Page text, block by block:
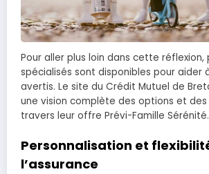
Pour aller plus loin dans cette réflexion,
spécialisés sont disponibles pour aider
avertis. Le site du Crédit Mutuel de
une vision complète des options et
travers leur offre Prévi-Famille Sérénité.
Personnalisation et
l’assurance